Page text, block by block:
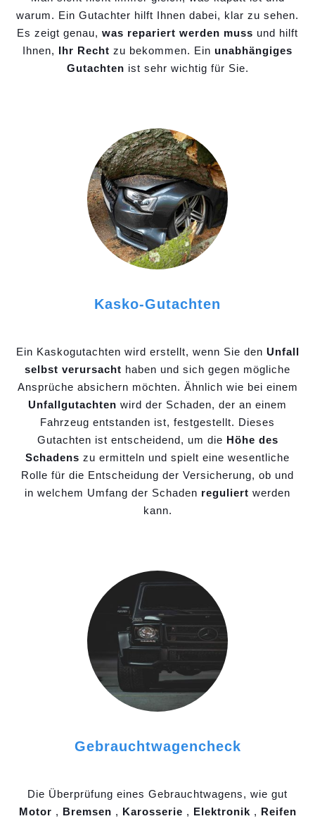
warum. Ein Gutachter hilft Ihnen dabei, klar zu sehen.
Es zeigt genau, was repariert werden muss und hilft
Ihnen, Ihr Recht zu bekommen. Ein unabhängiges
Gutachten ist sehr wichtig für Sie.
Kasko-Gutachten
Ein Kaskogutachten wird erstellt, wenn Sie den Unfall
selbst verursacht haben und sich gegen mögliche
Ansprüche absichern möchten. Ähnlich wie bei einem
Unfallgutachten wird der Schaden, der an einem
Fahrzeug entstanden ist, festgestellt. Dieses
Gutachten ist entscheidend, um die Höhe des
Schadens zu ermitteln und spielt eine wesentliche
Rolle für die Entscheidung der Versicherung, ob und
in welchem Umfang der Schaden reguliert werden
kann.
Gebrauchtwagencheck
Die Überprüfung eines Gebrauchtwagens, wie gut
Motor , Bremsen , Karosserie , Elektronik , Reifen